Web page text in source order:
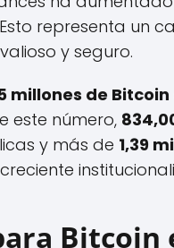
representa un
y seguro.
millones de Bitcoin
este número,
y más de 1,39
Bitcoin